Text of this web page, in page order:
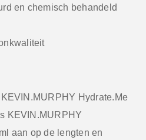
en chemisch behandeld
KEVIN.MURPHY Hydrate.Me
KEVIN.MURPHY
aan op de lengten en